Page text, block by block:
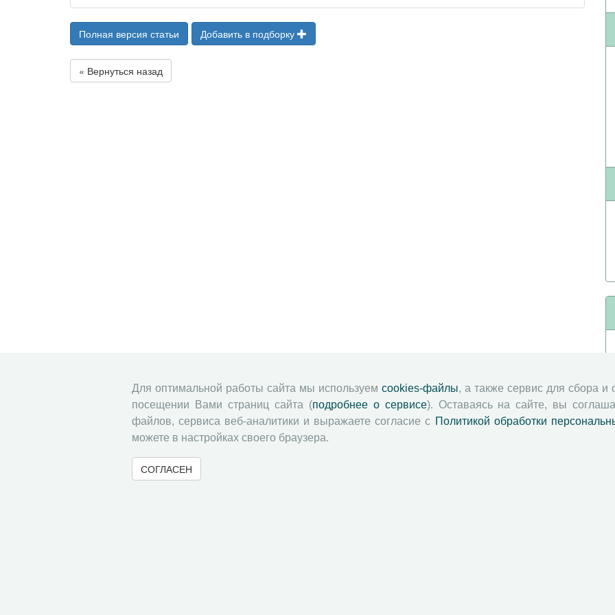
Полная версия статьи Добавить в подборку
« Вернуться назад
Для оптимальной работы сайта мы используем cookies-файлы, а также сервис для сбора и
посещении Вами страниц сайта (подробнее о сервисе). Оставаясь на сайте, вы
файлов, сервиса веб-аналитики и выражаете согласие с Политикой обработки
можете в настройках своего браузера.
СОГЛАСЕН